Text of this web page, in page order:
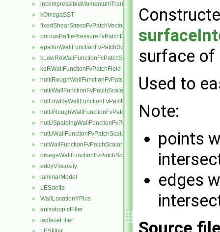
► incompressibleMomentumTransportModel
► kOmegaSST
► fixedShearStressFvPatchVectorField
► porousBafflePressureFvPatchField
► epsilonWallFunctionFvPatchScalarField
► kLowReWallFunctionFvPatchScalarField
► kqRWallFunctionFvPatchField
► nutkRoughWallFunctionFvPatchScalarField
► nutkWallFunctionFvPatchScalarField
► nutLowReWallFunctionFvPatchScalarField
► nutURoughWallFunctionFvPatchScalarField
► nutUSpaldingWallFunctionFvPatchScalarField
► nutUWallFunctionFvPatchScalarField
► nutWallFunctionFvPatchScalarField
► omegaWallFunctionFvPatchScalarField
► eddyViscosity
► laminarModel
► LESdelta
► WallLocationYPlus
► anisotropicFilter
► laplaceFilter
surface of
Used to
Note:
points
edges